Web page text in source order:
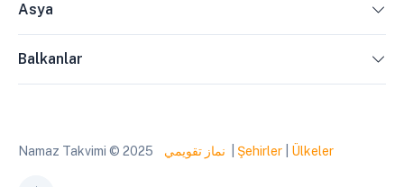
Asya
Balkanlar
Namaz Takvimi © 2025 نماز تقويمي Şehirler Ülkeler